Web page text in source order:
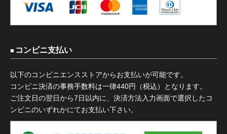
コンビニ支払い
以下のコンビニエンスストアからお支払いが可能です。
コンビニ決済の事務手数料は一律440円（税込）となります。
ご注文日の翌日から7日以内に、決済方法入力画面で選択したコ
ンビニのいずれかにてお支払い下さい。